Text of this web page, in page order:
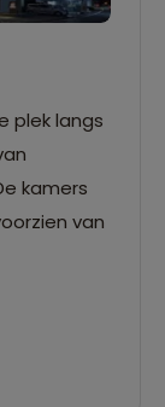
plek langs
kamers
van